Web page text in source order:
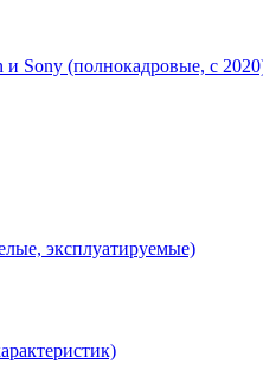
Sony (полнокадровые, с
эксплуатируемые)